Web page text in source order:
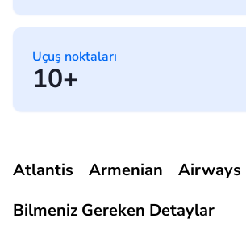
Uçuş noktaları
10+
Atlantis Armenian Airways
Bilmeniz Gereken Detaylar